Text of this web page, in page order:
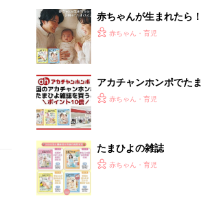
赤ちゃんが生まれたら
ひよ」
赤ちゃん・育児
アカチャンホンポでた
うとポイント10倍【期
赤ちゃん・育児
たまひよの雑誌
赤ちゃん・育児